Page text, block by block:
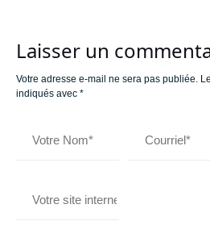
Laisser un
Votre adresse e-mail ne sera pas publiée.
indiqués avec *